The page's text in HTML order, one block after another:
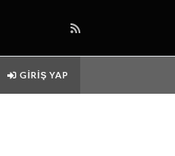
GIRIŞ YAP